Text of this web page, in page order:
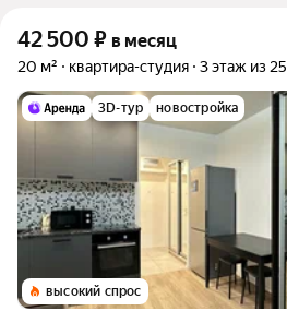
42 500 ₽ в месяц
20 м² квартира-студия 3 этаж из 25
3D-тур новостройка
высокий спрос